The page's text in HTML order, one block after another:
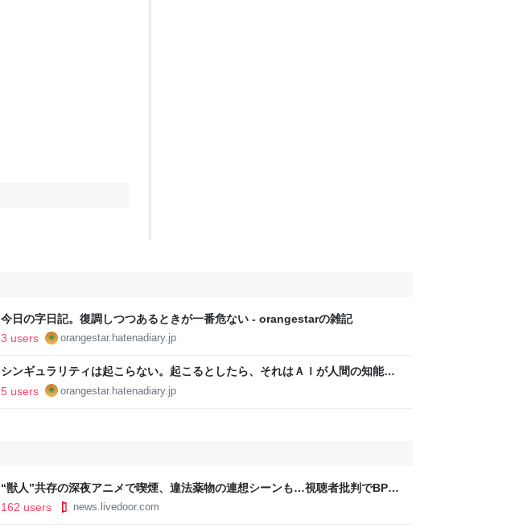
今日の字日記。復調しつつあるときが一番危ない - orangestarの雑記
3 users
orangestar.hatenadiary.jp
シンギュラリティは起こらない。起こるとしたら、それはＡＩが人間の知能を
超える瞬間ではなく、人間が因果知で世界をとらえるのをあきらめる瞬間だ -
5 users orangestar.hatenadiary.jp
“獣人”共存の深夜アニメで喫煙、違法薬物の連想シーンも…視聴者批判でBPO
議論「紛らわしいことは放送しないほうが」 - ライブドアニュース
162 users news.livedoor.com